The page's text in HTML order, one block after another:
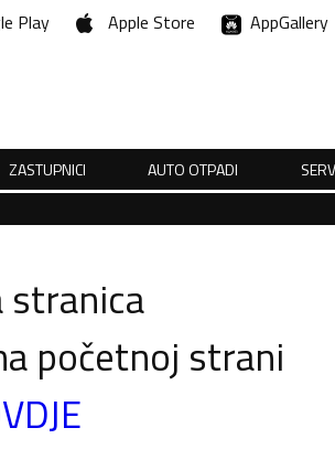
Play Apple Store AppGallery
ZASTUPNICI AUTO OTPADI
stranica
početnoj strani